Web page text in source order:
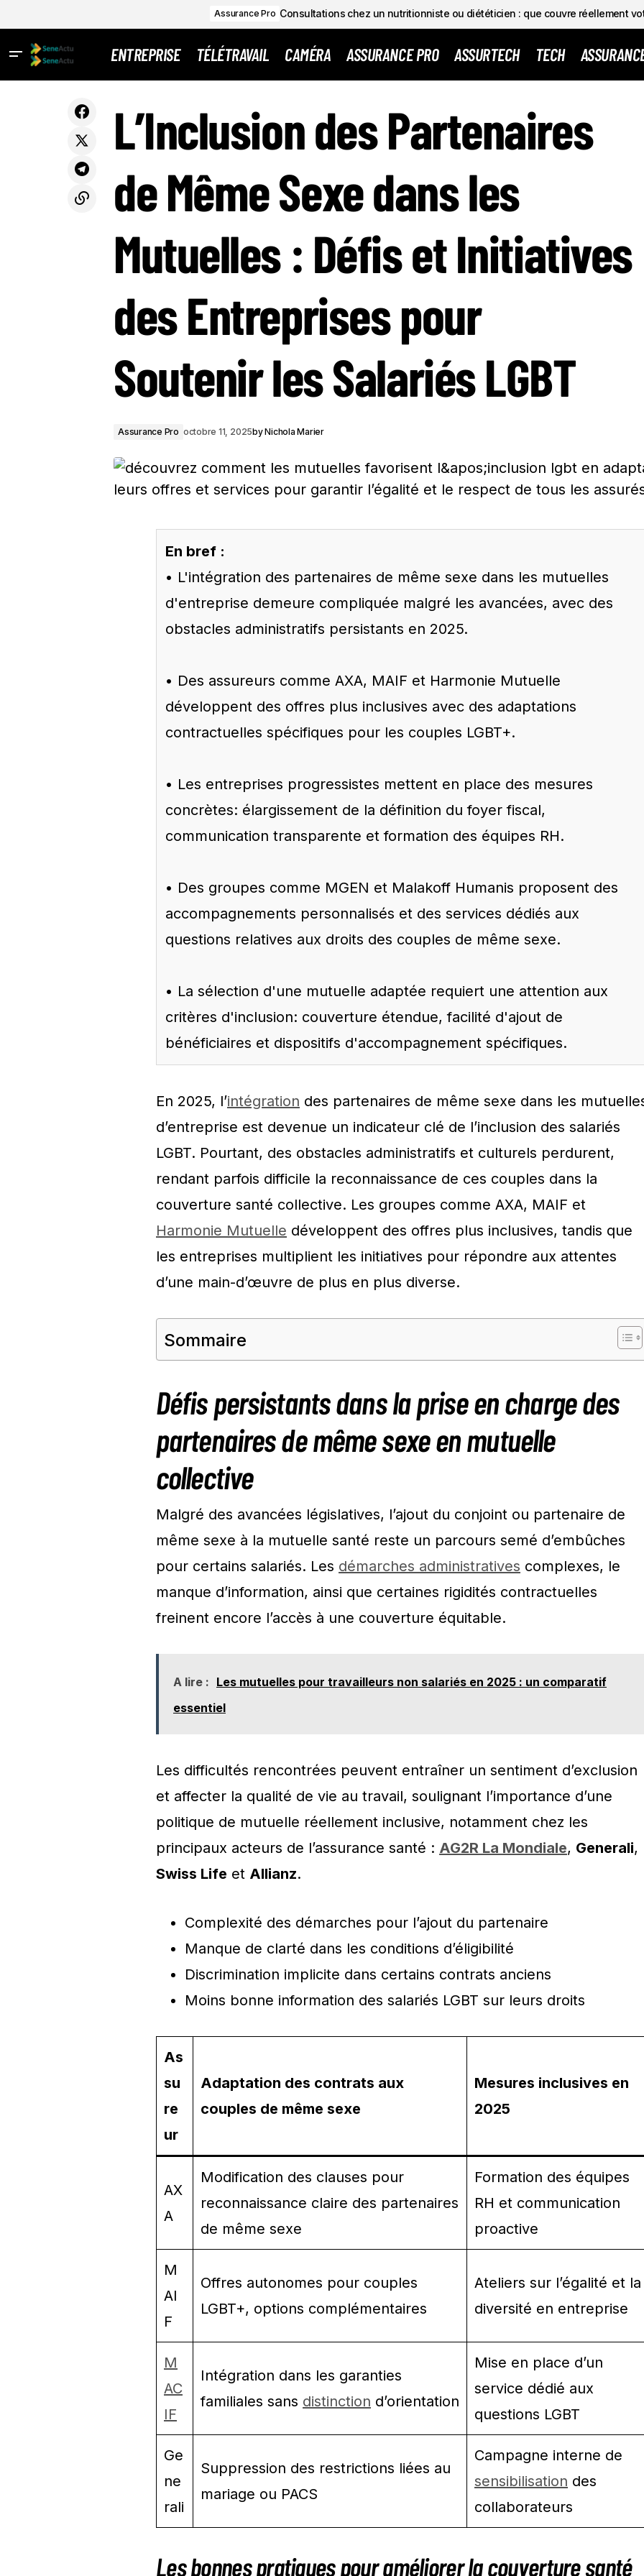
Assurance Pro Consultations chez un nutritionniste ou diététicien : que couvre réellement
ENTREPRISE TÉLÉTRAVAIL CAMÉRA ASSURANCE PRO ASSURTECH TECH
impératif en 2025 ?
INITIATIVES DES ENTREPRISES POUR SOUTENIR LES SALARIÉS
L’Inclusion des Partenaires
de Même Sexe dans les
Mutuelles : Défis et Initiatives
des Entreprises pour
Soutenir les Salariés LGBT
Assurance Pro octobre 11, 2025byNichola Marier
En bref :
• L'intégration des partenaires de même sexe dans les mutuelles
d'entreprise demeure compliquée malgré les avancées, avec des
obstacles administratifs persistants en 2025.
• Des assureurs comme AXA, MAIF et Harmonie Mutuelle
développent des offres plus inclusives avec des adaptations
contractuelles spécifiques pour les couples LGBT+.
• Les entreprises progressistes mettent en place des mesures
concrètes: élargissement de la définition du foyer fiscal,
communication transparente et formation des équipes RH.
• Des groupes comme MGEN et Malakoff Humanis proposent des
accompagnements personnalisés et des services dédiés aux
questions relatives aux droits des couples de même sexe.
• La sélection d'une mutuelle adaptée requiert une attention aux
critères d'inclusion: couverture étendue, facilité d'ajout de
bénéficiaires et dispositifs d'accompagnement spécifiques.
En 2025, l’intégration des partenaires de même sexe dans les
d’entreprise est devenue un indicateur clé de l’inclusion des salariés
LGBT. Pourtant, des obstacles administratifs et culturels perdurent,
rendant parfois difficile la reconnaissance de ces couples dans la
couverture santé collective. Les groupes comme AXA, MAIF et
Harmonie Mutuelle développent des offres plus inclusives, tandis que
les entreprises multiplient les initiatives pour répondre aux attentes
d’une main-d’œuvre de plus en plus diverse.
Sommaire
Défis persistants dans la prise en charge des
partenaires de même sexe en mutuelle
collective
Malgré des avancées législatives, l’ajout du conjoint ou partenaire de
même sexe à la mutuelle santé reste un parcours semé d’embûches
pour certains salariés. Les démarches administratives complexes, le
manque d’information, ainsi que certaines rigidités contractuelles
freinent encore l’accès à une couverture équitable.
A lire : Les mutuelles pour travailleurs non salariés en 2025 : un comparatif
essentiel
Les difficultés rencontrées peuvent entraîner un sentiment d’exclusion
et affecter la qualité de vie au travail, soulignant l’importance d’une
politique de mutuelle réellement inclusive, notamment chez les
principaux acteurs de l’assurance santé : AG2R La Mondiale, Generali,
Swiss Life et Allianz.
Complexité des démarches pour l’ajout du partenaire
Manque de clarté dans les conditions d’éligibilité
Discrimination implicite dans certains contrats anciens
Moins bonne information des salariés LGBT sur leurs droits
As
su
re
ur
Adaptation des contrats aux
couples de même sexe
Mesures inclusives en
2025
AX
A
Modification des clauses pour
reconnaissance claire des partenaires
de même sexe
Formation des équipes
RH et communication
proactive
M
AI
F
Offres autonomes pour couples
LGBT+, options complémentaires
Ateliers sur l’égalité et la
diversité en entreprise
M
AC
IF
Intégration dans les garanties
familiales sans distinction d’orientation
Mise en place d’un
service dédié aux
questions LGBT
Ge
ne
rali
Suppression des restrictions liées au
mariage ou PACS
Campagne interne de
sensibilisation des
collaborateurs
Les bonnes pratiques pour améliorer la couverture santé